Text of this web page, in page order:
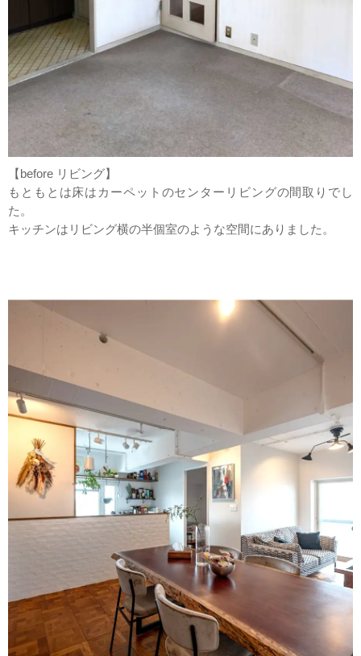
【before リビング】
もともとは床はカーペットのセンターリビングの間取りでし
た。
キッチンはリビング横の半個室のような空間にありました。